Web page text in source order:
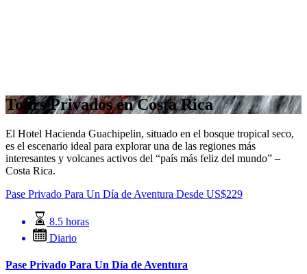
Tours Privados en Costa Rica
El Hotel Hacienda Guachipelin, situado en el bosque tropical seco,
es el escenario ideal para explorar una de las regiones más
interesantes y volcanes activos del “país más feliz del mundo” –
Costa Rica.
Pase Privado Para Un Día de Aventura Desde US$229
8.5 horas
Diario
Pase Privado Para Un Día de Aventura